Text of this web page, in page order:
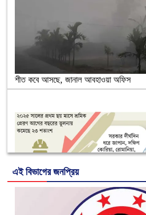
শীত কবে আসছে, জানাল আবহাওয়া অফিস
এই বিভাগের জনপ্রিয়